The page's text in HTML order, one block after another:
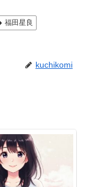
福田星良
kuchikomi